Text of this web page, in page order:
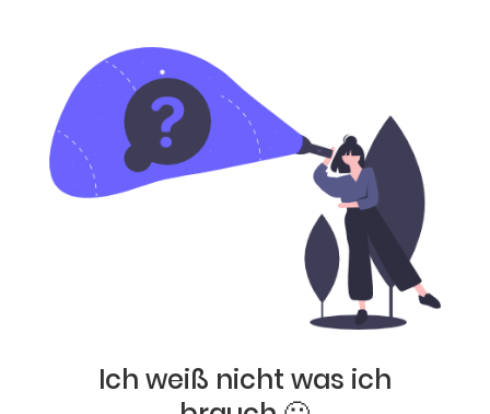
Ich weiß nicht was ich